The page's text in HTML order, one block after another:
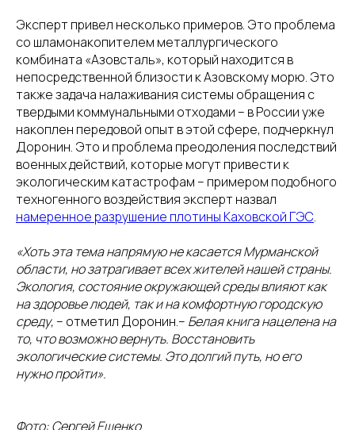
Эксперт привел несколько примеров. Это проблема
со шламонакопителем металлургического
комбината «Азовсталь», который находится в
непосредственной близости к Азовскому морю. Это
также задача налаживания системы обращения с
твердыми коммунальными отходами – в России уже
накоплен передовой опыт в этой сфере, подчеркнул
Доронин. Это и проблема преодоления последствий
военных действий, которые могут привести к
экологическим катастрофам – примером подобного
техногенного воздействия эксперт назвал
намеренное разрушение плотины Каховской ГЭС.
«Хоть эта тема напрямую не касается Мурманской
области, но затрагивает всех жителей нашей страны.
Экология, состояние окружающей среды влияют как
на здоровье людей, так и на комфортную городскую
среду, – отметил Доронин.– Белая книга нацелена на
то, что возможно вернуть. Восстановить
экологические системы. Это долгий путь, но его
нужно пройти».
Фото: Сергей Ещенко